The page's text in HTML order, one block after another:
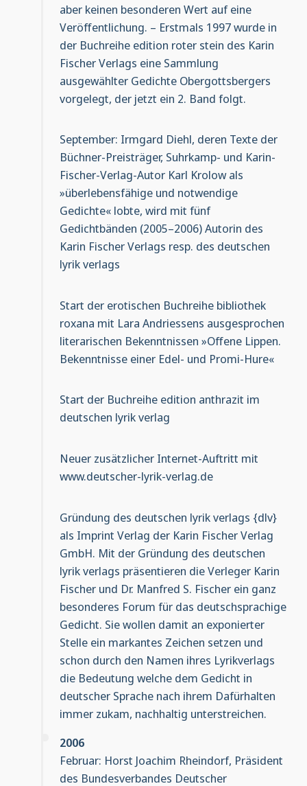
aber keinen besonderen Wert auf eine
Veröffentlichung. – Erstmals 1997 wurde in
der Buchreihe edition roter stein des Karin
Fischer Verlags eine Sammlung
ausgewählter Gedichte Obergottsbergers
vorgelegt, der jetzt ein 2. Band folgt.
September: Irmgard Diehl, deren Texte der
Büchner-Preisträger, Suhrkamp- und Karin-
Fischer-Verlag-Autor Karl Krolow als
»überlebensfähige und notwendige
Gedichte« lobte, wird mit fünf
Gedichtbänden (2005–2006) Autorin des
Karin Fischer Verlags resp. des deutschen
lyrik verlags
Start der erotischen Buchreihe bibliothek
roxana mit Lara Andriessens ausgesprochen
literarischen Bekenntnissen »Offene Lippen.
Bekenntnisse einer Edel- und Promi-Hure«
Start der Buchreihe edition anthrazit im
deutschen lyrik verlag
Neuer zusätzlicher Internet-Auftritt mit
www.deutscher-lyrik-verlag.de
Gründung des deutschen lyrik verlags {dlv}
als Imprint Verlag der Karin Fischer Verlag
GmbH. Mit der Gründung des deutschen
lyrik verlags präsentieren die Verleger Karin
Fischer und Dr. Manfred S. Fischer ein ganz
besonderes Forum für das deutschsprachige
Gedicht. Sie wollen damit an exponierter
Stelle ein markantes Zeichen setzen und
schon durch den Namen ihres Lyrikverlags
die Bedeutung welche dem Gedicht in
deutscher Sprache nach ihrem Dafürhalten
immer zukam, nachhaltig unterstreichen.
2006
Februar: Horst Joachim Rheindorf, Präsident
des Bundesverbandes Deutscher